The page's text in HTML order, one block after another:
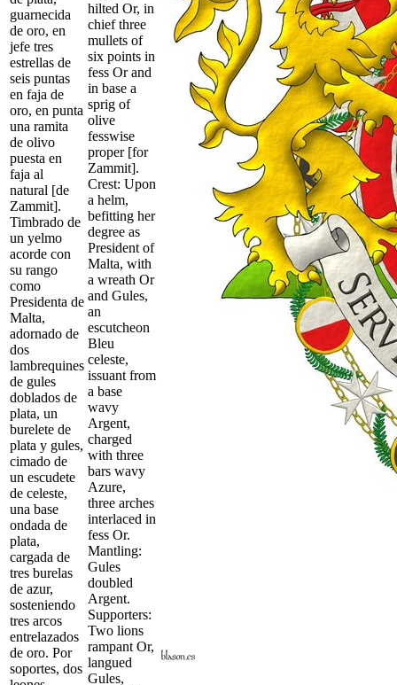
guarnecida
de oro, en
jefe tres
estrellas de
seis puntas
en faja de
oro, en punta
una ramita
de olivo
puesta en
faja al
natural [de
Zammit].
Timbrado de
un yelmo
acorde con
su rango
como
Presidenta de
Malta,
adornado de
dos
lambrequines
de gules
doblados de
plata, un
burelete de
plata y gules,
cimado de
un escudete
de celeste,
una base
ondada de
plata,
cargada de
tres burelas
de azur,
sosteniendo
tres arcos
entrelazados
de oro. Por
soportes, dos
hilted Or, in
chief three
mullets of
six points in
fess Or and
in base a
sprig of
olive
fesswise
proper [for
Zammit].
Crest: Upon
a helm,
befitting her
degree as
President of
Malta, with
a wreath Or
and Gules,
an
escutcheon
Bleu
celeste,
issuant from
a base
wavy
Argent,
charged
with three
bars wavy
Azure,
three arches
interlaced in
fess Or.
Mantling:
Gules
doubled
Argent.
Supporters:
Two lions
rampant Or,
langued
Gules,